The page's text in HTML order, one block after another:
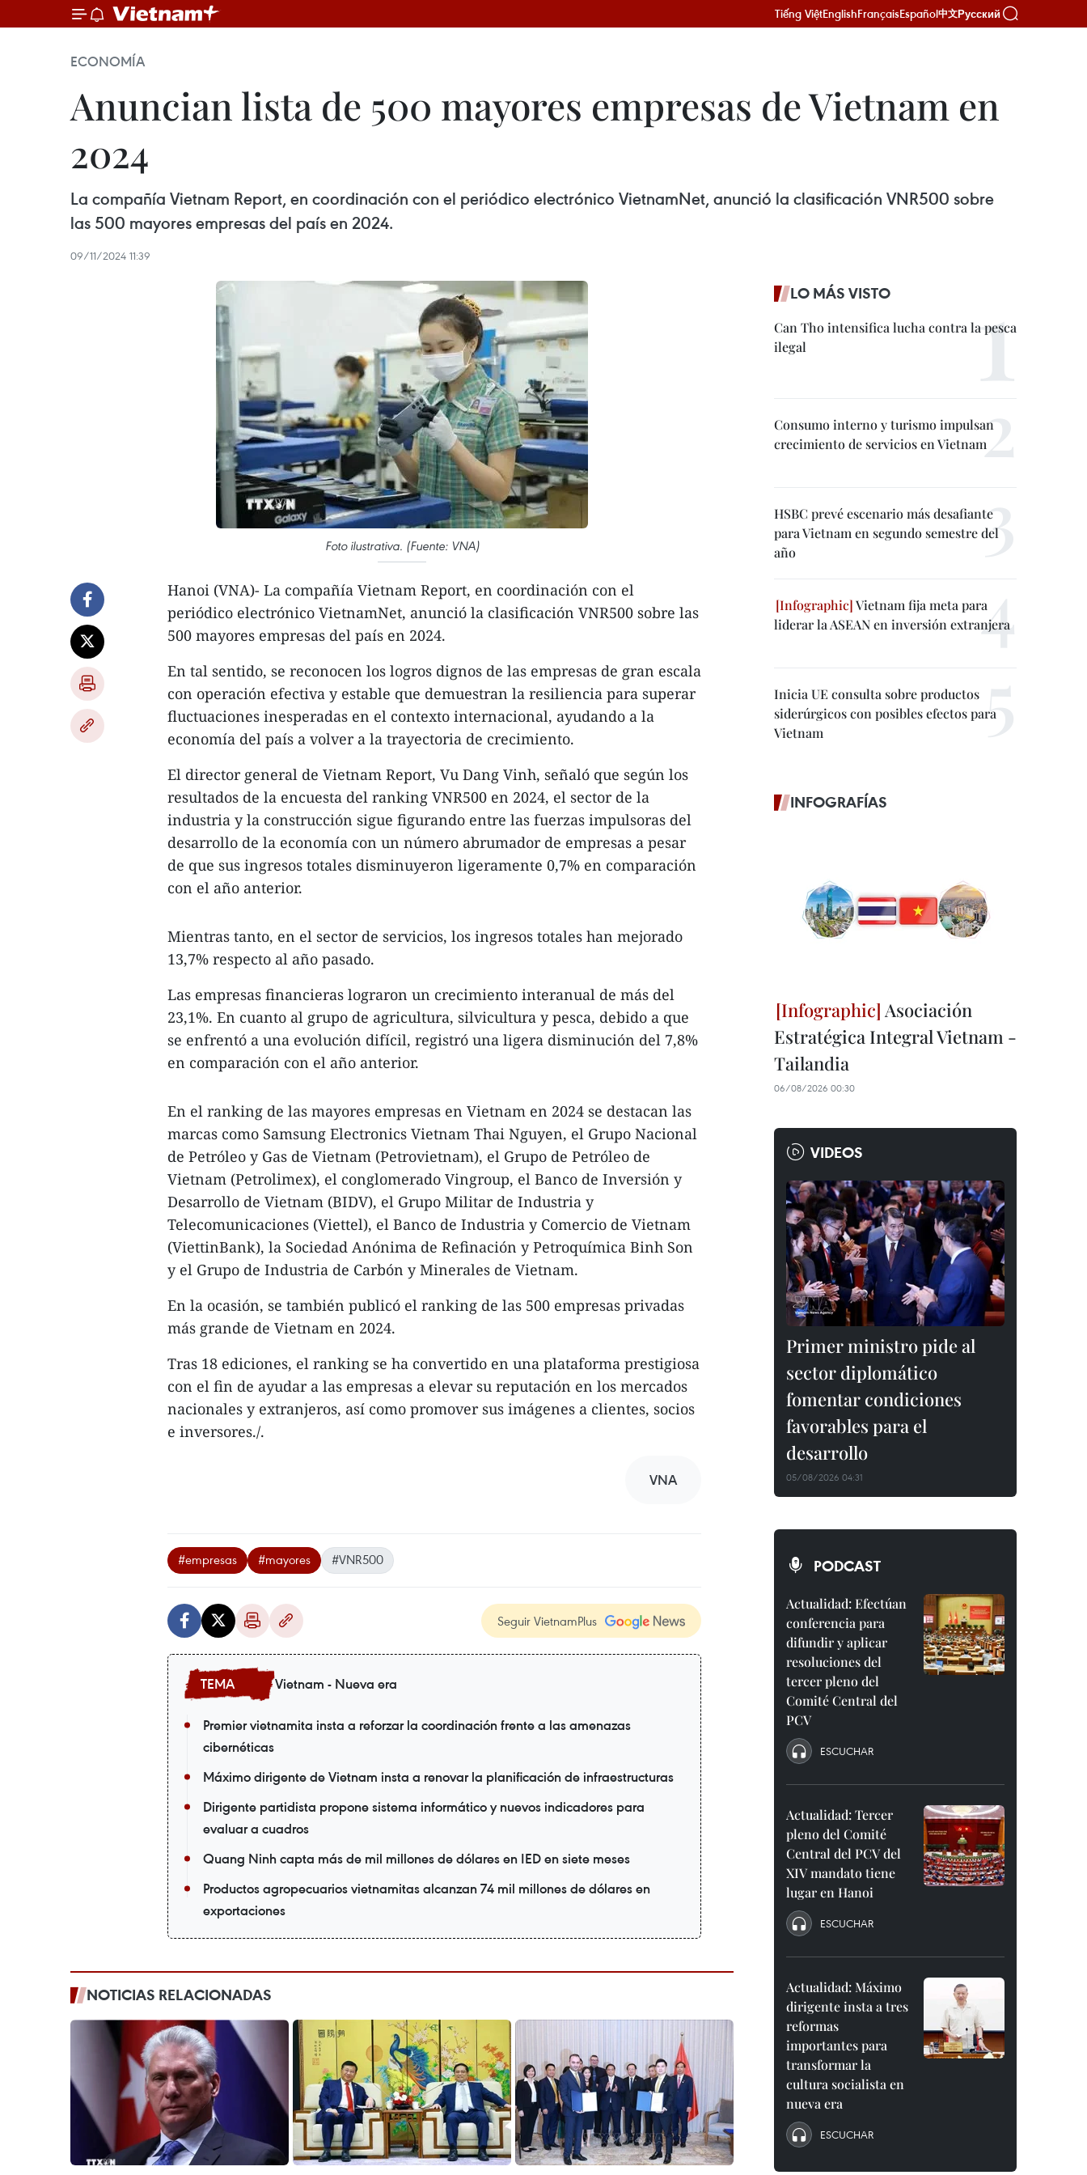
Tiếng ViệtEnglishFrançaisEspañol中文Русский
ECONOMÍA
Anuncian lista de 500 mayores empresas de Vietnam en
2024
La compañía Vietnam Report, en coordinación con el periódico electrónico VietnamNet, anunció la clasificación VNR500 sobre
las 500 mayores empresas del país en 2024.
09/11/2024 11:39
Foto ilustrativa. (Fuente: VNA)
Hanoi (VNA)- La compañía Vietnam Report, en coordinación con el
periódico electrónico VietnamNet, anunció la clasificación VNR500 sobre las
500 mayores empresas del país en 2024.
En tal sentido, se reconocen los logros dignos de las empresas de gran escala
con operación efectiva y estable que demuestran la resiliencia para superar
fluctuaciones inesperadas en el contexto internacional, ayudando a la
economía del país a volver a la trayectoria de crecimiento.
El director general de Vietnam Report, Vu Dang Vinh, señaló que según los
resultados de la encuesta del ranking VNR500 en 2024, el sector de la
industria y la construcción sigue figurando entre las fuerzas impulsoras del
desarrollo de la economía con un número abrumador de empresas a pesar
de que sus ingresos totales disminuyeron ligeramente 0,7% en comparación
con el año anterior.
Mientras tanto, en el sector de servicios, los ingresos totales han mejorado
13,7% respecto al año pasado.
Las empresas financieras lograron un crecimiento interanual de más del
23,1%. En cuanto al grupo de agricultura, silvicultura y pesca, debido a que
se enfrentó a una evolución difícil, registró una ligera disminución del 7,8%
en comparación con el año anterior.
En el ranking de las mayores empresas en Vietnam en 2024 se destacan las
marcas como Samsung Electronics Vietnam Thai Nguyen, el Grupo Nacional
de Petróleo y Gas de Vietnam (Petrovietnam), el Grupo de Petróleo de
Vietnam (Petrolimex), el conglomerado Vingroup, el Banco de Inversión y
Desarrollo de Vietnam (BIDV), el Grupo Militar de Industria y
Telecomunicaciones (Viettel), el Banco de Industria y Comercio de Vietnam
(ViettinBank), la Sociedad Anónima de Refinación y Petroquímica Binh Son
y el Grupo de Industria de Carbón y Minerales de Vietnam.
En la ocasión, se también publicó el ranking de las 500 empresas privadas
más grande de Vietnam en 2024.
Tras 18 ediciones, el ranking se ha convertido en una plataforma prestigiosa
con el fin de ayudar a las empresas a elevar su reputación en los mercados
nacionales y extranjeros, así como promover sus imágenes a clientes, socios
e inversores./.
VNA
#empresas #mayores #VNR500
Seguir VietnamPlus
Vietnam - Nueva era
Premier vietnamita insta a reforzar la coordinación frente a las amenazas
cibernéticas
Máximo dirigente de Vietnam insta a renovar la planificación de infraestructuras
Dirigente partidista propone sistema informático y nuevos indicadores para
evaluar a cuadros
Quang Ninh capta más de mil millones de dólares en IED en siete meses
Productos agropecuarios vietnamitas alcanzan 74 mil millones de dólares en
exportaciones
NOTICIAS RELACIONADAS
LO MÁS VISTO
Can Tho intensifica lucha contra la pesca
ilegal
Consumo interno y turismo impulsan
crecimiento de servicios en Vietnam
HSBC prevé escenario más desafiante
para Vietnam en segundo semestre del
año
Vietnam fija meta para
liderar la ASEAN en inversión extranjera
Inicia UE consulta sobre productos
siderúrgicos con posibles efectos para
Vietnam
INFOGRAFÍAS
Asociación
Estratégica Integral Vietnam -
Tailandia
06/08/2026 00:30
VIDEOS
Primer ministro pide al
sector diplomático
fomentar condiciones
favorables para el
desarrollo
05/08/2026 04:31
PODCAST
Actualidad: Efectúan
conferencia para
difundir y aplicar
resoluciones del
tercer pleno del
Comité Central del
PCV
ESCUCHAR
Actualidad: Tercer
pleno del Comité
Central del PCV del
XIV mandato tiene
lugar en Hanoi
ESCUCHAR
Actualidad: Máximo
dirigente insta a tres
reformas
importantes para
transformar la
cultura socialista en
nueva era
ESCUCHAR